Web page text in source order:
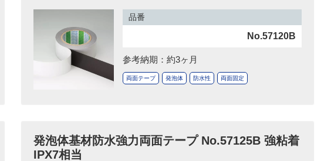
品番
No.57120B
参考納期：約3ヶ月
両面テープ 発泡体 防水性 両面固定
発泡体基材防水強力両面テープ No.57125B 強粘着
IPX7相当